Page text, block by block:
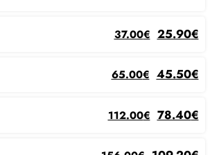
Le prix initial
37.00€Le prix
25.90€
Le prix initial était
65.00€Le prix
45.50€
Le prix initial était
112.00€Le prix
78.40€